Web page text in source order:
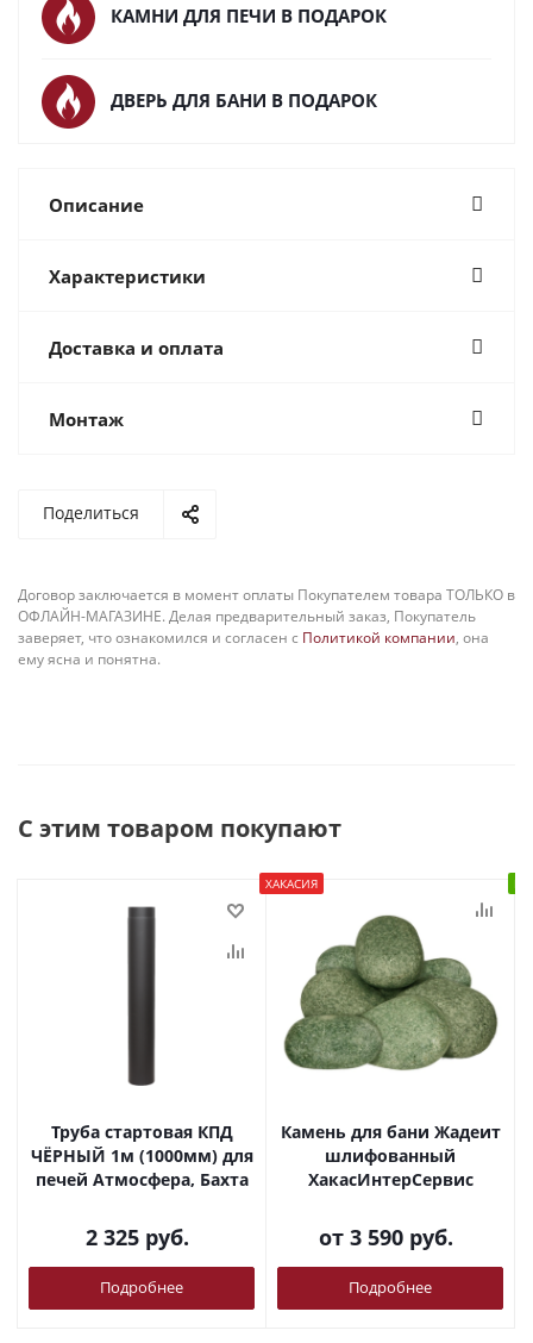
КАМНИ ДЛЯ ПЕЧИ В ПОДАРОК
ДВЕРЬ ДЛЯ БАНИ В ПОДАРОК
Описание
Характеристики
Доставка и оплата
Монтаж
Поделиться
Договор заключается в момент оплаты Покупателем товара ТОЛЬКО в
ОФЛАЙН-МАГАЗИНЕ. Делая предварительный заказ, Покупатель
заверяет, что ознакомился и согласен с Политикой компании, она
ему ясна и понятна.
С этим товаром покупают
Труба стартовая КПД
ЧЁРНЫЙ 1м (1000мм) для
печей Атмосфера, Бахта
2 325 руб.
Подробнее
ХАКАСИЯ
Камень для бани Жадеит
шлифованный
ХакасИнтерСервис
от 3 590 руб.
Подробнее
В